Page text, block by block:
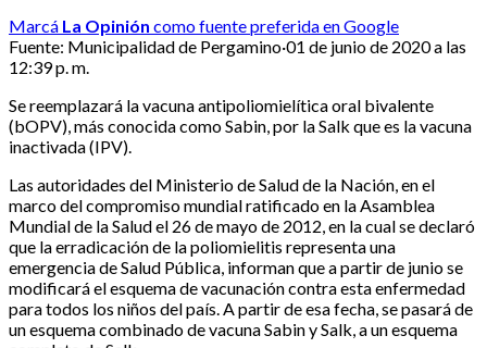
Marcá La Opinión como fuente preferida en Google
Fuente: Municipalidad de Pergamino·01 de junio de 2020 a las
12:39 p. m.
Se reemplazará la vacuna antipoliomielítica oral bivalente
(bOPV), más conocida como Sabin, por la Salk que es la vacuna
inactivada (IPV).
Las autoridades del Ministerio de Salud de la Nación, en el
marco del compromiso mundial ratificado en la Asamblea
Mundial de la Salud el 26 de mayo de 2012, en la cual se declaró
que la erradicación de la poliomielitis representa una
emergencia de Salud Pública, informan que a partir de junio se
modificará el esquema de vacunación contra esta enfermedad
para todos los niños del país. A partir de esa fecha, se pasará de
un esquema combinado de vacuna Sabin y Salk, a un esquema